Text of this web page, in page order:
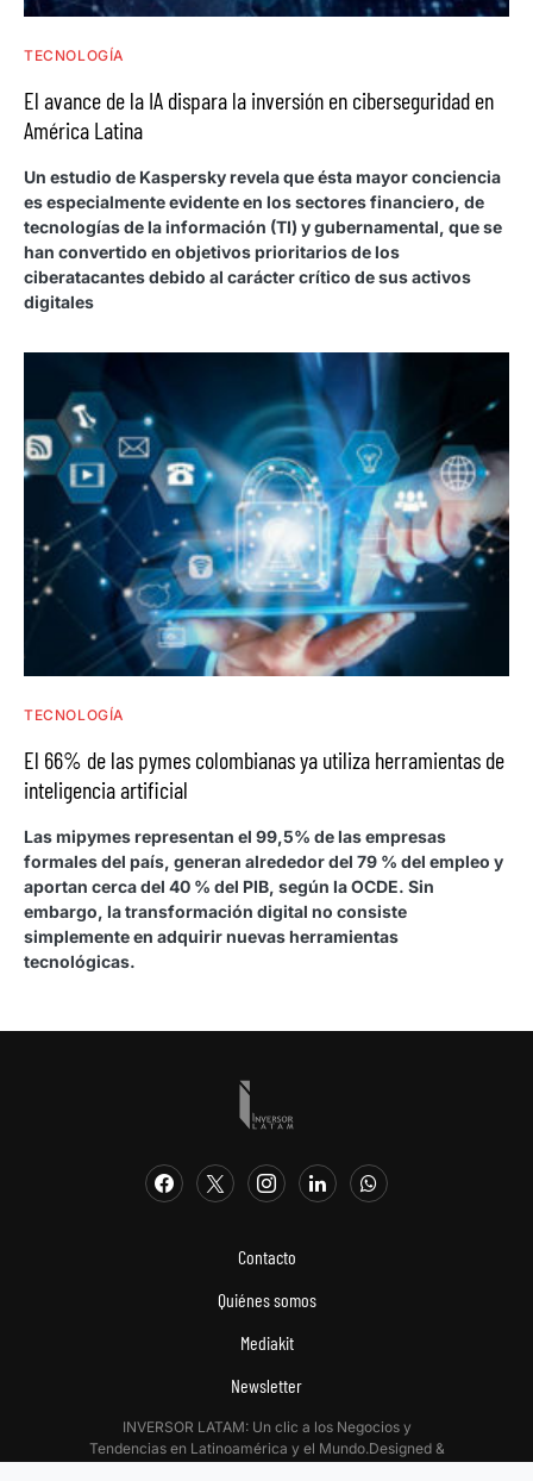
TECNOLOGÍA
El avance de la IA dispara la inversión en ciberseguridad en
América Latina
Un estudio de Kaspersky revela que ésta mayor conciencia
es especialmente evidente en los sectores financiero, de
tecnologías de la información (TI) y gubernamental, que se
han convertido en objetivos prioritarios de los
ciberatacantes debido al carácter crítico de sus activos
digitales
TECNOLOGÍA
El 66% de las pymes colombianas ya utiliza herramientas de
inteligencia artificial
Las mipymes representan el 99,5% de las empresas
formales del país, generan alrededor del 79 % del empleo y
aportan cerca del 40 % del PIB, según la OCDE. Sin
embargo, la transformación digital no consiste
simplemente en adquirir nuevas herramientas
tecnológicas.
Contacto
Quiénes somos
Mediakit
Newsletter
INVERSOR LATAM: Un clic a los Negocios y
Tendencias en Latinoamérica y el Mundo.Designed &